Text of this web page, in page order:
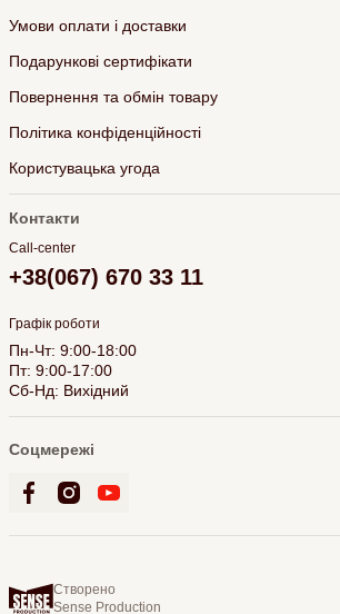
Умови оплати і доставки
Подарункові сертифікати
Повернення та обмін товару
Політика конфіденційності
Користувацька угода
Контакти
Call-center
+38(067) 670 33 11
Графік роботи
Пн-Чт: 9:00-18:00
Пт: 9:00-17:00
Сб-Нд: Вихідний
Соцмережі
Створено
Sense Production